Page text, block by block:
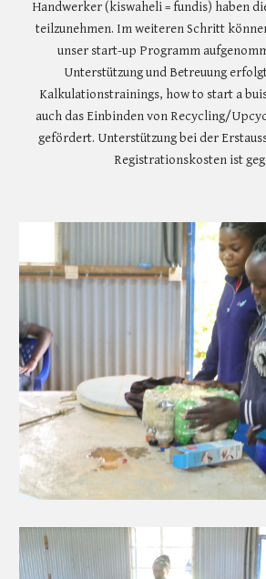
Handwerker (kiswaheli = fundis) haben
teilzunehmen. Im weiteren Schritt
unser start-up Programm
Unterstützung und Betreuung
Kalkulationstrainings, how to start a
auch das Einbinden von Recycling/
gefördert. Unterstützung bei der
Registrationskosten ist